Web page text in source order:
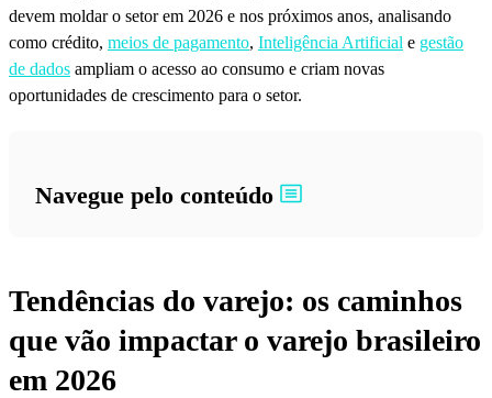
devem moldar o setor em 2026 e nos próximos anos, analisando
como crédito, meios de pagamento, Inteligência Artificial e gestão
de dados ampliam o acesso ao consumo e criam novas
oportunidades de crescimento para o setor.
Navegue pelo conteúdo
Tendências do varejo: os caminhos
que vão impactar o varejo brasileiro
em 2026